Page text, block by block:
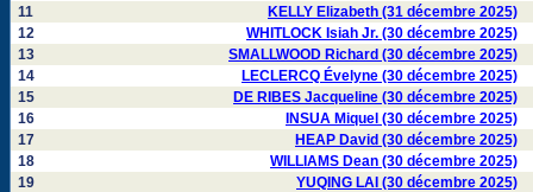
11
KELLY Elizabeth (31 décembre 2025)
12
WHITLOCK Isiah Jr. (30 décembre 2025)
13
SMALLWOOD Richard (30 décembre 2025)
14
LECLERCQ Évelyne (30 décembre 2025)
15
DE RIBES Jacqueline (30 décembre 2025)
16
INSUA Miquel (30 décembre 2025)
17
HEAP David (30 décembre 2025)
18
WILLIAMS Dean (30 décembre 2025)
19
YUQING LAI (30 décembre 2025)